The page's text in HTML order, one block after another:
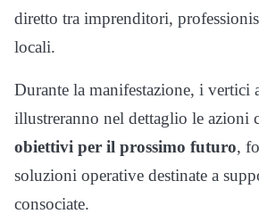
diretto tra imprenditori,
locali.
Durante la manifestazione, i vertici
illustreranno nel dettaglio le azioni
obiettivi per il prossimo futuro,
soluzioni operative destinate a
consociate.